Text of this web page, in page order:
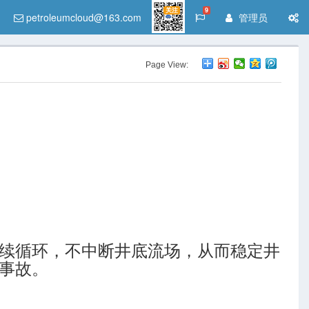
petroleumcloud@163.com
关注 9
管理员
Page View:
循环，不中断井底流场，从而稳定井
故。